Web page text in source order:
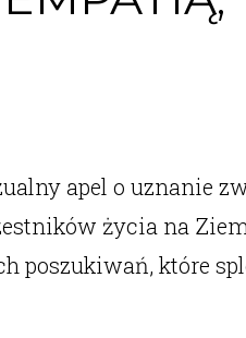
apel o uznanie
życia na
poszukiwań, które